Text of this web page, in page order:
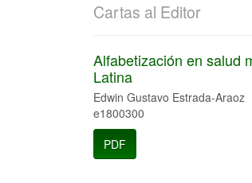
Cartas al Editor
Alfabetización en salud
Latina
Edwin Gustavo Estrada-Araoz
e1800300
PDF